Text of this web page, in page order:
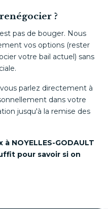
?
pas de bouger. Nous
vos options (rester
votre bail actuel) sans
parlez directement à
dans votre
jusqu'à la remise des
NOYELLES-GODAULT
pour savoir si on